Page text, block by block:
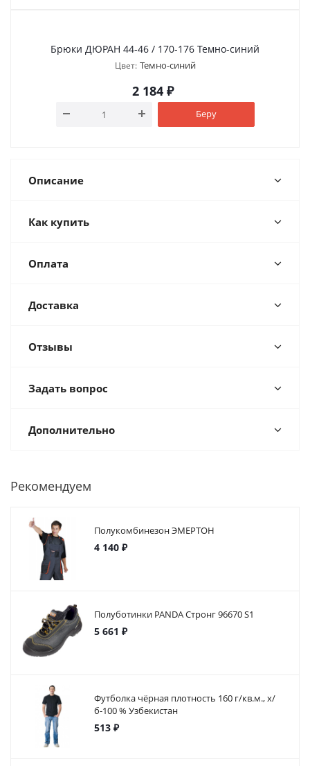
Брюки ДЮРАН 44-46 / 170-176 Темно-синий
Цвет: Темно-синий
2 184₽
Беру
Описание
Как купить
Оплата
Доставка
Отзывы
Задать вопрос
Дополнительно
Рекомендуем
Полукомбинезон ЭМЕРТОН
4 140 ₽
Полуботинки PANDA Стронг 96670 S1
5 661 ₽
Футболка чёрная плотность 160 г/кв.м., х/
б-100 % Узбекистан
513 ₽